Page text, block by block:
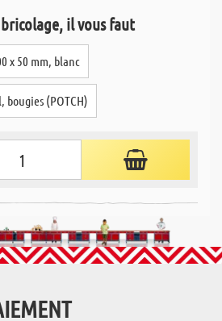
il vous faut
x 50 mm, blanc
bougies (POTCH)